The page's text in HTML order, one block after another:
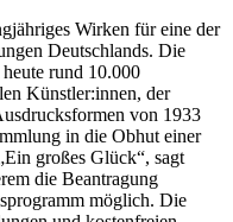
Wirken für eine der
Deutschlands. Die
rund 10.000
Künstler:innen, der
von 1933
in die Obhut einer
großes Glück“, sagt
die Beantragung
möglich. Die